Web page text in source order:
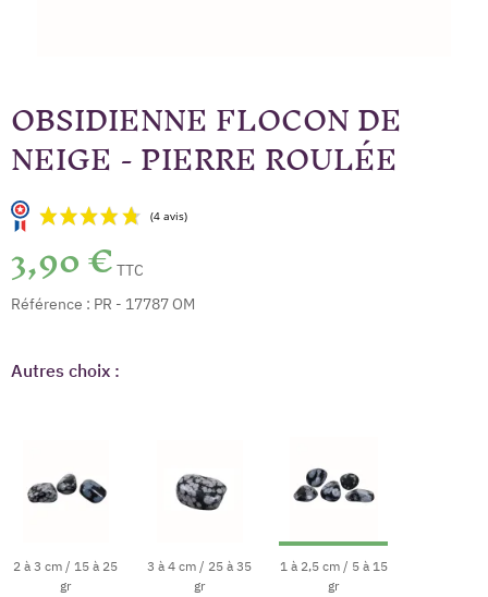
OBSIDIENNE FLOCON DE
NEIGE - PIERRE ROULÉE
3,90 € TTC
Référence : PR - 17787 OM
Autres choix :
2 à 3 cm / 15 à 25
gr
3 à 4 cm / 25 à 35
gr
1 à 2,5 cm / 5 à 15
gr